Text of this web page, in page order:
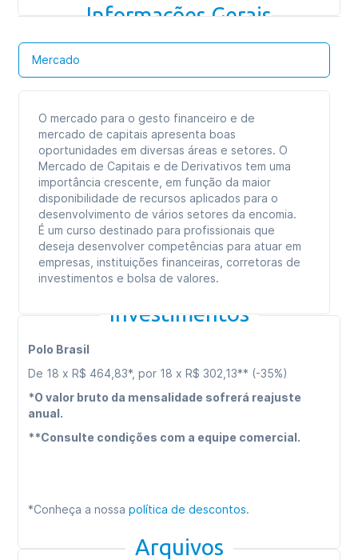
Formato das aulas:Aulas online
Informações Gerais
Mercado
O mercado para o gesto financeiro e de
mercado de capitais apresenta boas
oportunidades em diversas áreas e setores. O
Mercado de Capitais e de Derivativos tem uma
importância crescente, em função da maior
disponibilidade de recursos aplicados para o
desenvolvimento de vários setores da encomia.
É um curso destinado para profissionais que
deseja desenvolver competências para atuar em
empresas, instituições financeiras, corretoras de
investimentos e bolsa de valores.
Investimentos
Polo Brasil
De 18 x R$ 464,83*, por 18 x R$ 302,13** (-35%)
*O valor bruto da mensalidade sofrerá reajuste
anual.
**Consulte condições com a equipe comercial.
*Conheça a nossapolítica de descontos.
Arquivos